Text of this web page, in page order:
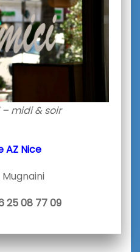
midi & soir
AZ Nice
25 08 77 09